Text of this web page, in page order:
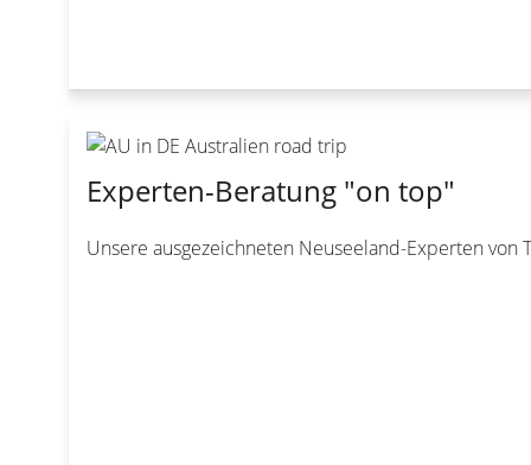
Experten-Beratung "on top"
Unsere ausgezeichneten Neuseeland-Experten